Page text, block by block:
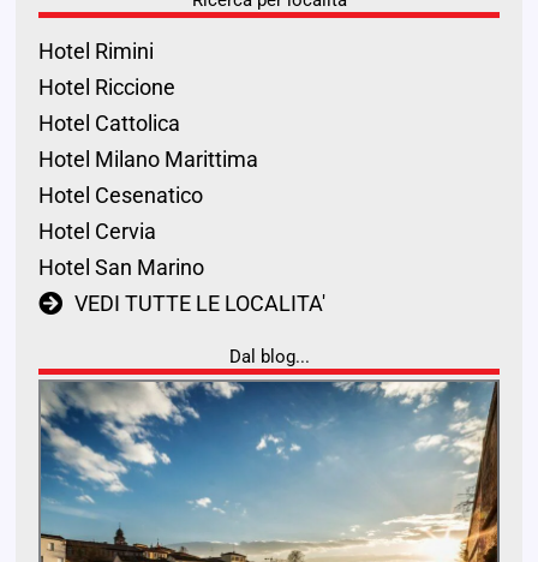
Hotel Rimini
Hotel Riccione
Hotel Cattolica
Hotel Milano Marittima
Hotel Cesenatico
Hotel Cervia
Hotel San Marino
VEDI TUTTE LE LOCALITA'
Dal blog...